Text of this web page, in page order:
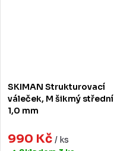
SKIMAN Strukturovací
váleček, M šikmý střední
1,0 mm
990 Kč / ks